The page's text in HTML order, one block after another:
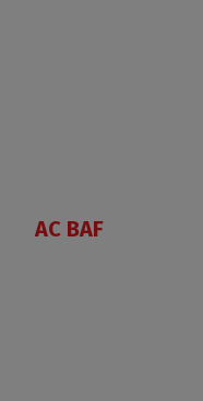
AC BAF